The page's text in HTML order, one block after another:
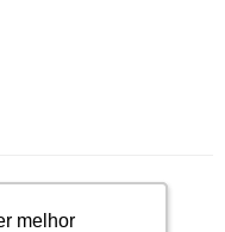
melhor
melhor